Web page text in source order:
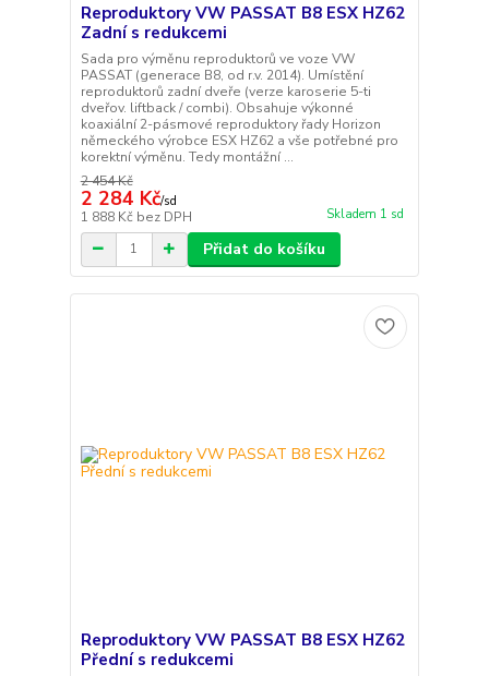
Reproduktory VW PASSAT B8 ESX HZ62
Zadní s redukcemi
Sada pro výměnu reproduktorů ve voze VW
PASSAT (generace B8, od r.v. 2014). Umístění
reproduktorů zadní dveře (verze karoserie 5-ti
dveřov. liftback / combi). Obsahuje výkonné
koaxiální 2-pásmové reproduktory řady Horizon
německého výrobce ESX HZ62 a vše potřebné pro
korektní výměnu. Tedy montážní ...
2 454 Kč
2 284 Kč/sd
1 888 Kč bez DPH Skladem 1 sd
Přidat do košíku
Reproduktory VW PASSAT B8 ESX HZ62
Přední s redukcemi